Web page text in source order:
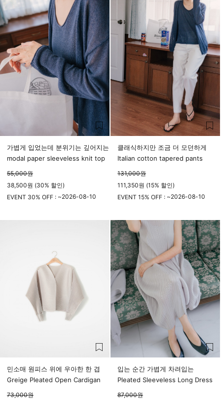
가볍게 입었는데 분위기는 깊어지는
modal paper sleeveless knit top
55,000원
38,500원 (30% 할인)
EVENT 30% OFF : ~2026-08-10
클래식하지만 조금 더 모던하게
Italian cotton tapered pants
131,000원
111,350원 (15% 할인)
EVENT 15% OFF : ~2026-08-10
민소매 원피스 위에 우아한 한 겹
Greige Pleated Open Cardigan
73,000원
입는 순간 가볍게 차려입는
Pleated Sleeveless Long Dress
87,000원